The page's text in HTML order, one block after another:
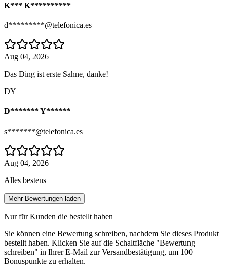
K*** K**********
d*********@telefonica.es
Aug 04, 2026
Das Ding ist erste Sahne, danke!
DY
D******* Y******
s*******@telefonica.es
Aug 04, 2026
Alles bestens
Mehr Bewertungen laden
Nur für Kunden die bestellt haben
Sie können eine Bewertung schreiben, nachdem Sie dieses Produkt
bestellt haben. Klicken Sie auf die Schaltfläche "Bewertung
schreiben" in Ihrer E-Mail zur Versandbestätigung, um 100
Bonuspunkte zu erhalten.